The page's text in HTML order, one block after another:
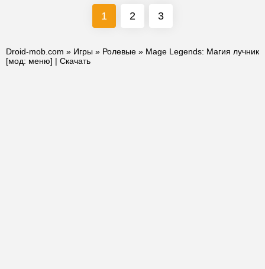
1 2 3
Droid-mob.com » Игры » Ролевые » Mage Legends: Магия лучник
[мод: меню] | Скачать